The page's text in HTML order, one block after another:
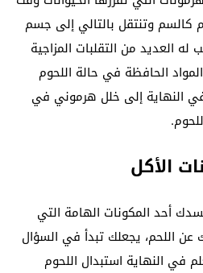
وتنتقل بالتالي إلى جسم
العديد من التقلبات المزاجية
الحافظة في حالة اللحوم
النهاية إلى خلل هرموني في
أحد المكونات الهامة التي
اللحم، يجعلك تبدأ في السؤال
في النهاية استبدال اللحوم